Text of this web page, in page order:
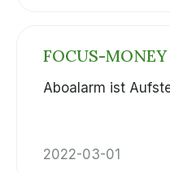
FOCUS-MONEY
Aboalarm ist
2022-03-01